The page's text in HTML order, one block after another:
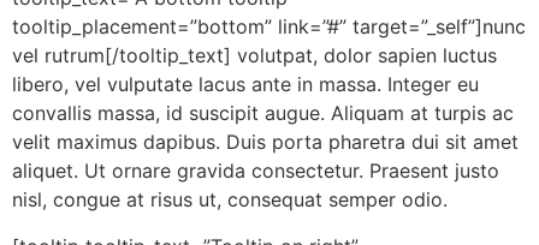
tooltip_placement=”bottom” link=”#” target=”_self”]nunc
vel rutrum[/tooltip_text] volutpat, dolor sapien luctus
libero, vel vulputate lacus ante in massa. Integer eu
convallis massa, id suscipit augue. Aliquam at turpis ac
velit maximus dapibus. Duis porta pharetra dui sit amet
aliquet. Ut ornare gravida consectetur. Praesent justo
nisl, congue at risus ut, consequat semper odio.